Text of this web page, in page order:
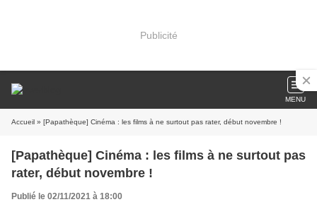
Publicité
MENU
Accueil » [Papathèque] Cinéma : les films à ne surtout pas rater, début novembre !
[Papathèque] Cinéma : les films à ne surtout pas
rater, début novembre !
Publié le 02/11/2021 à 18:00